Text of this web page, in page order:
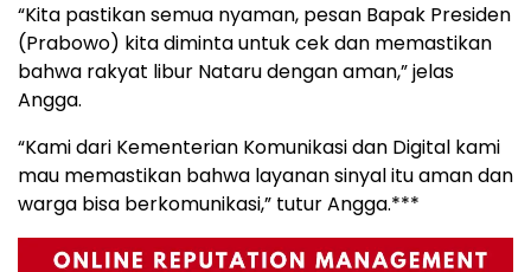
“Kita pastikan semua nyaman, pesan Bapak Presiden
(Prabowo) kita diminta untuk cek dan memastikan
bahwa rakyat libur Nataru dengan aman,” jelas
Angga.
“Kami dari Kementerian Komunikasi dan Digital kami
mau memastikan bahwa layanan sinyal itu aman dan
warga bisa berkomunikasi,” tutur Angga.***